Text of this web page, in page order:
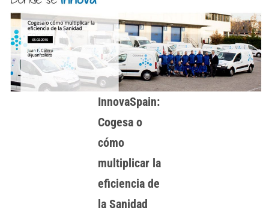
InnovaSpain:
Cogesa o
cómo
multiplicar la
eficiencia de
la Sanidad